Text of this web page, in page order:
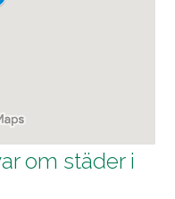
om städer i